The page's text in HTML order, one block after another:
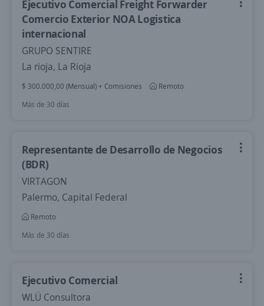
Ejecutivo Comercial Freight Forwarder
Comercio Exterior NOA Logistica
internacional
GRUPO SENTIRE
La rioja, La Rioja
$ 300.000,00 (Mensual) + Comisiones
Remoto
Más de 30 días
Representante de Desarrollo de Negocios
(BDR)
VIRTAGON
Palermo, Capital Federal
Remoto
Más de 30 días
Ejecutivo Comercial
WLÜ Consultora